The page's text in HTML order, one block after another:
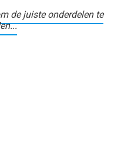
de juiste onderdelen te